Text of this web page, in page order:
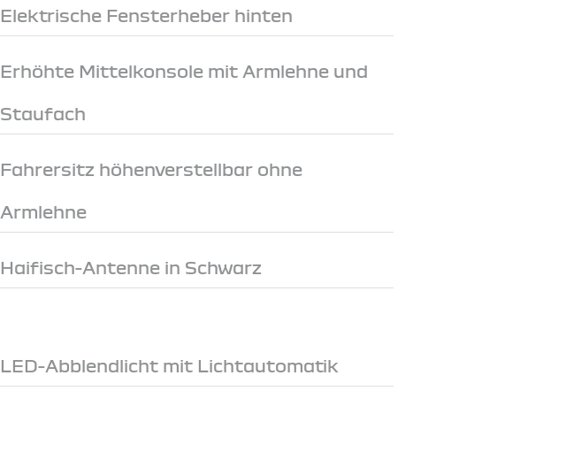
Elektrische Fensterheber hinten
Erhöhte Mittelkonsole mit Armlehne und
Staufach
Fahrersitz höhenverstellbar ohne
Armlehne
Haifisch-Antenne in Schwarz
LED-Abblendlicht mit Lichtautomatik